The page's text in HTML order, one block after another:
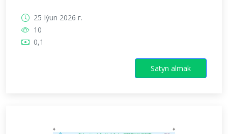
25 Iýun 2026 г.
10
0,1
Satyn almak